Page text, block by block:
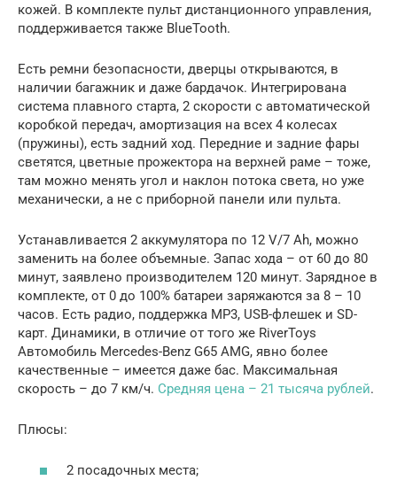
кожей. В комплекте пульт дистанционного управления,
поддерживается также BlueTooth.
Есть ремни безопасности, дверцы открываются, в
наличии багажник и даже бардачок. Интегрирована
система плавного старта, 2 скорости с автоматической
коробкой передач, амортизация на всех 4 колесах
(пружины), есть задний ход. Передние и задние фары
светятся, цветные прожектора на верхней раме – тоже,
там можно менять угол и наклон потока света, но уже
механически, а не с приборной панели или пульта.
Устанавливается 2 аккумулятора по 12 V/7 Ah, можно
заменить на более объемные. Запас хода – от 60 до 80
минут, заявлено производителем 120 минут. Зарядное в
комплекте, от 0 до 100% батареи заряжаются за 8 – 10
часов. Есть радио, поддержка MP3, USB-флешек и SD-
карт. Динамики, в отличие от того же RiverToys
Автомобиль Mercedes-Benz G65 AMG, явно более
качественные – имеется даже бас. Максимальная
скорость – до 7 км/ч. Средняя цена – 21 тысяча рублей.
Плюсы:
2 посадочных места;